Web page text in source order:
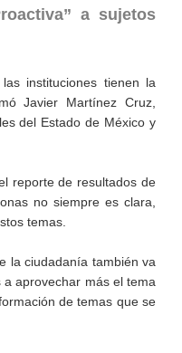
a sujetos
instituciones tienen la
Javier Martínez Cruz,
del Estado de México y
reporte de resultados de
no siempre es clara,
temas.
la ciudadanía también va
aprovechar más el tema
de temas que se